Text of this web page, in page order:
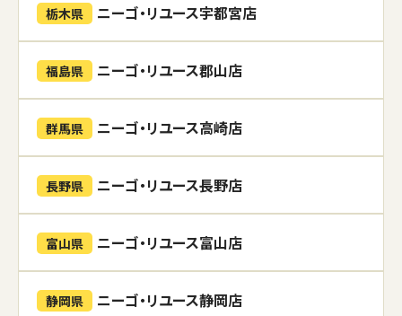
栃木県 ニーゴ・リユース宇都宮店
福島県 ニーゴ・リユース郡山店
群馬県 ニーゴ・リユース高崎店
長野県 ニーゴ・リユース長野店
富山県 ニーゴ・リユース富山店
静岡県 ニーゴ・リユース静岡店